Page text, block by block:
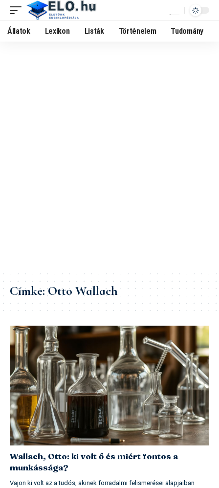
Állatok Lexikon Listák Történelem Tudomány
Címke:Otto Wallach
Wallach, Otto: ki volt ő és miért fontos a
munkássága?
Vajon ki volt az a tudós, akinek forradalmi felismerései alapjaiban